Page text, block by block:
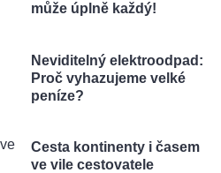
může úplně každý!
Neviditelný elektroodpad:
Proč vyhazujeme velké
peníze?
Cesta kontinenty i časem
ve vile cestovatele